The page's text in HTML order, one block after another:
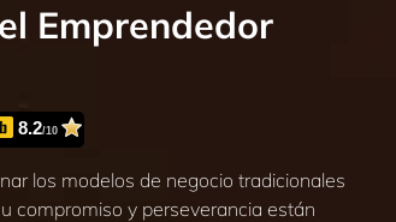
Emprendedor
8.2/10
los modelos de negocio tradicionales
compromiso y perseverancia están